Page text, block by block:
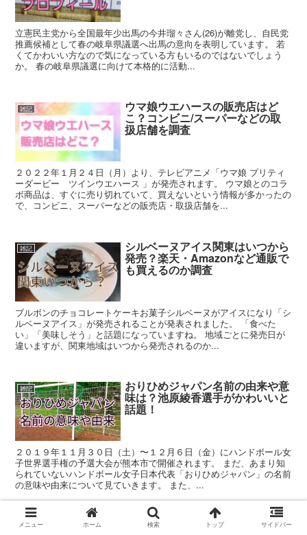
立憲民主党から全国最年少出馬の今井瑠々さん(26)が離党し、自民党
推薦候補として春の岐阜県議選へ出馬の意向を表明しています。 若
くてかわいい方なので気になっている方もいるのではないでしょう
か。 春の岐阜県議選に向けて本格的に活動...
雑記 ウマ娘ウエハースの販売店はど
こ？コンビニ/スーパーなどの取
扱店舗を調査
２０２２年１月２４日（月）より、テレビアニメ「ウマ娘 プリティ
ーダービー ツインウエハース 」が発売されます。 ウマ娘とのコラ
ボ商品は、すぐに売り切れていて、買えないという情報が多かったの
で、コンビニ、スーパーなどの販売店・取扱店舗を...
雑記 シルベーヌアイス関東はいつから
発売？楽天・Amazonなど通販で
も買えるのか調査
ブルボンのチョコレートケーキお菓子シルベーヌがアイスになり「シ
ルベーヌアイス」が発売されることが発表されました。 「食べた
い」「美味しそう」と話題になっていますね。 地域ごとに発売日が
違いますが、関東地域はいつから発売されるのか...
雑記 おりひめジャパン名前の由来や意
味は？池原綾香選手がかわいいと
話題！
２０１９年１１月３０日（土）〜１２月６日（金）にハンドボール女
子世界選手権の予選大会が熊本市で開催されます。 まだ、あまり知
られていないハンドボール女子日本代表「おりひめジャパン」の名前
の意味や由来について見ていきます。 また、...
最近のコメント
メニュー ホーム 検索 トップ サイドバー